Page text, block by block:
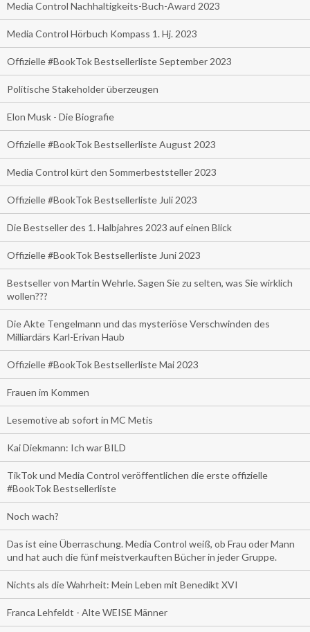
Media Control Nachhaltigkeits-Buch-Award 2023
Media Control Hörbuch Kompass 1. Hj. 2023
Offizielle #BookTok Bestsellerliste September 2023
Politische Stakeholder überzeugen
Elon Musk - Die Biografie
Offizielle #BookTok Bestsellerliste August 2023
Media Control kürt den Sommerbeststeller 2023
Offizielle #BookTok Bestsellerliste Juli 2023
Die Bestseller des 1. Halbjahres 2023 auf einen Blick
Offizielle #BookTok Bestsellerliste Juni 2023
Bestseller von Martin Wehrle. Sagen Sie zu selten, was Sie wirklich
wollen???
Die Akte Tengelmann und das mysteriöse Verschwinden des
Milliardärs Karl-Erivan Haub
Offizielle #BookTok Bestsellerliste Mai 2023
Frauen im Kommen
Lesemotive ab sofort in MC Metis
Kai Diekmann: Ich war BILD
TikTok und Media Control veröffentlichen die erste offizielle
#BookTok Bestsellerliste
Noch wach?
Das ist eine Überraschung. Media Control weiß, ob Frau oder Mann
und hat auch die fünf meistverkauften Bücher in jeder Gruppe.
Nichts als die Wahrheit: Mein Leben mit Benedikt XVI
Franca Lehfeldt - Alte WEISE Männer